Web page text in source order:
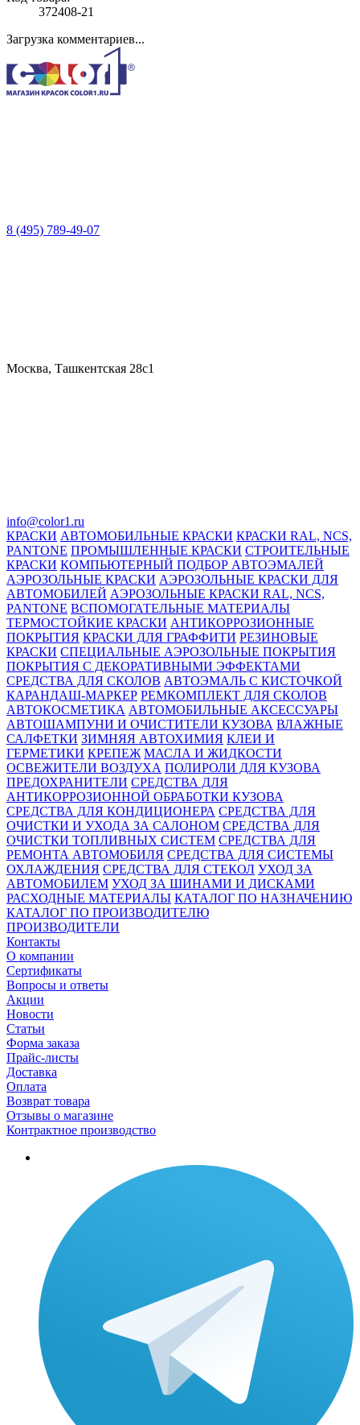
372408-21
Загрузка комментариев...
8 (495) 789-49-07
Москва, Ташкентская 28с1
info@color1.ru
КРАСКИ АВТОМОБИЛЬНЫЕ КРАСКИ КРАСКИ RAL, NCS,
PANTONE ПРОМЫШЛЕННЫЕ КРАСКИ СТРОИТЕЛЬНЫЕ
КРАСКИ КОМПЬЮТЕРНЫЙ ПОДБОР АВТОЭМАЛЕЙ
АЭРОЗОЛЬНЫЕ КРАСКИ АЭРОЗОЛЬНЫЕ КРАСКИ ДЛЯ
АВТОМОБИЛЕЙ АЭРОЗОЛЬНЫЕ КРАСКИ RAL, NCS,
PANTONE ВСПОМОГАТЕЛЬНЫЕ МАТЕРИАЛЫ
ТЕРМОСТОЙКИЕ КРАСКИ АНТИКОРРОЗИОННЫЕ
ПОКРЫТИЯ КРАСКИ ДЛЯ ГРАФФИТИ РЕЗИНОВЫЕ
КРАСКИ СПЕЦИАЛЬНЫЕ АЭРОЗОЛЬНЫЕ ПОКРЫТИЯ
ПОКРЫТИЯ С ДЕКОРАТИВНЫМИ ЭФФЕКТАМИ
СРЕДСТВА ДЛЯ СКОЛОВ АВТОЭМАЛЬ С КИСТОЧКОЙ
КАРАНДАШ-МАРКЕР РЕМКОМПЛЕКТ ДЛЯ СКОЛОВ
АВТОКОСМЕТИКА АВТОМОБИЛЬНЫЕ АКСЕССУАРЫ
АВТОШАМПУНИ И ОЧИСТИТЕЛИ КУЗОВА ВЛАЖНЫЕ
САЛФЕТКИ ЗИМНЯЯ АВТОХИМИЯ КЛЕИ И
ГЕРМЕТИКИ КРЕПЕЖ МАСЛА И ЖИДКОСТИ
ОСВЕЖИТЕЛИ ВОЗДУХА ПОЛИРОЛИ ДЛЯ КУЗОВА
ПРЕДОХРАНИТЕЛИ СРЕДСТВА ДЛЯ
АНТИКОРРОЗИОННОЙ ОБРАБОТКИ КУЗОВА
СРЕДСТВА ДЛЯ КОНДИЦИОНЕРА СРЕДСТВА ДЛЯ
ОЧИСТКИ И УХОДА ЗА САЛОНОМ СРЕДСТВА ДЛЯ
ОЧИСТКИ ТОПЛИВНЫХ СИСТЕМ СРЕДСТВА ДЛЯ
РЕМОНТА АВТОМОБИЛЯ СРЕДСТВА ДЛЯ СИСТЕМЫ
ОХЛАЖДЕНИЯ СРЕДСТВА ДЛЯ СТЕКОЛ УХОД ЗА
АВТОМОБИЛЕМ УХОД ЗА ШИНАМИ И ДИСКАМИ
РАСХОДНЫЕ МАТЕРИАЛЫ КАТАЛОГ ПО НАЗНАЧЕНИЮ
КАТАЛОГ ПО ПРОИЗВОДИТЕЛЮ
ПРОИЗВОДИТЕЛИ
Контакты
О компании
Сертификаты
Вопросы и ответы
Акции
Новости
Статьи
Форма заказа
Прайс-листы
Доставка
Оплата
Возврат товара
Отзывы о магазине
Контрактное производство